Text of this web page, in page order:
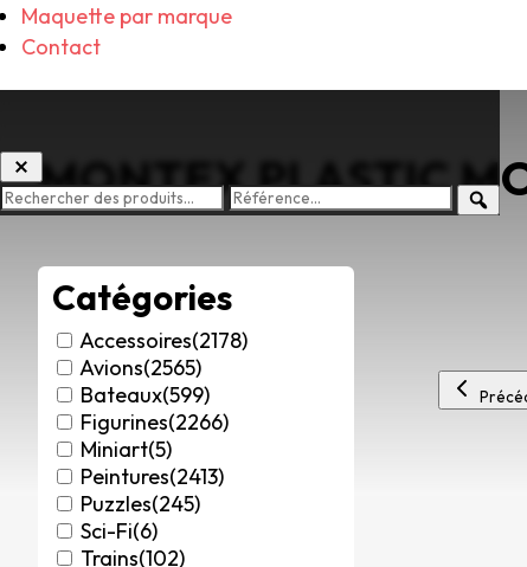
Maquette par marque
Contact
MONTEX PLASTIC
Catégories
Accessoires(2178)
Avions(2565)
Bateaux(599)
Figurines(2266)
Miniart(5)
Peintures(2413)
Puzzles(245)
Sci-Fi(6)
Trains(102)